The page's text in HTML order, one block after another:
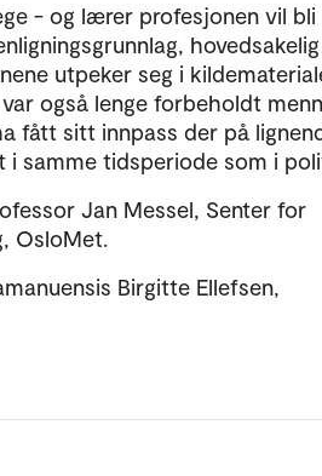
- og lærer profesjonen vil bli
utpeker seg i
også lenge forbeholdt
fått sitt innpass der på
i samme tidsperiode som i
Jan Messel, Senter for
OsloMet.
Birgitte Ellefsen,